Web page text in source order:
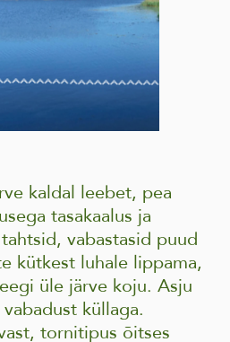
kaldal leebet, pea
tasakaalus ja
vabastasid puud
kütkest luhale lippama,
üle järve koju. Asju
küllaga.
tornitipus õitses